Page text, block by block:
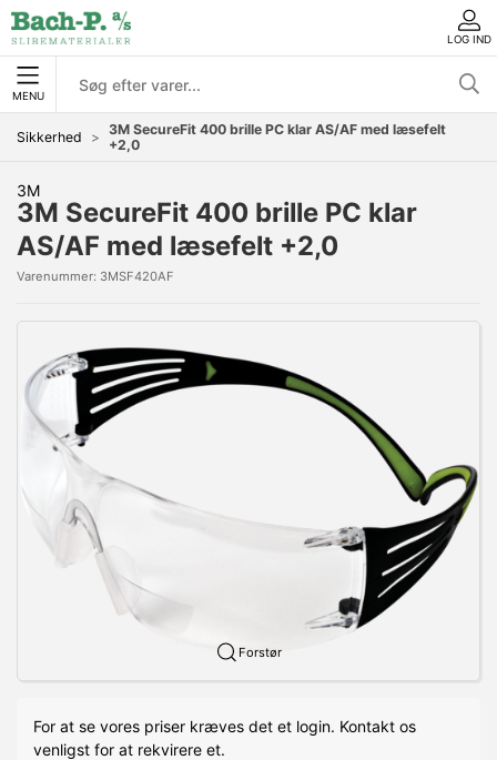
LOG IND
MENU
Sikkerhed
3M SecureFit 400 brille PC klar AS/AF med læsefelt
+2,0
3M
3M SecureFit 400 brille PC klar
AS/AF med læsefelt +2,0
Varenummer: 3MSF420AF
Forstør
For at se vores priser kræves det et login. Kontakt os
venligst for at rekvirere et.